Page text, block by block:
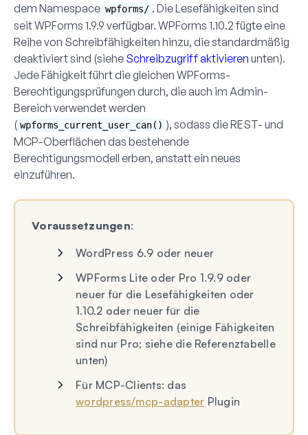
dem Namespace wpforms/ . Die Lesefähigkeiten sind
seit WPForms 1.9.9 verfügbar. WPForms 1.10.2 fügte eine
Reihe von Schreibfähigkeiten hinzu, die standardmäßig
deaktiviert sind (siehe Schreibzugriff aktivieren unten).
Jede Fähigkeit führt die gleichen WPForms-
Berechtigungsprüfungen durch, die auch im Admin-
Bereich verwendet werden
( wpforms_current_user_can() ), sodass die REST- und
MCP-Oberflächen das bestehende
Berechtigungsmodell erben, anstatt ein neues
einzuführen.
Voraussetzungen:
WordPress 6.9 oder neuer
WPForms Lite oder Pro 1.9.9 oder
neuer für die Lesefähigkeiten oder
1.10.2 oder neuer für die
Schreibfähigkeiten (einige Fähigkeiten
sind nur Pro; siehe die Referenztabelle
unten)
Für MCP-Clients: das
wordpress/mcp-adapter Plugin